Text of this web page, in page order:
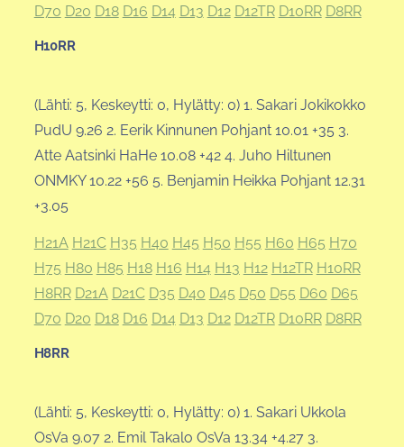
D70 D20 D18 D16 D14 D13 D12 D12TR D10RR D8RR
H10RR
(Lähti: 5, Keskeytti: 0, Hylätty: 0) 1. Sakari Jokikokko
PudU 9.26 2. Eerik Kinnunen Pohjant 10.01 +35 3.
Atte Aatsinki HaHe 10.08 +42 4. Juho Hiltunen
ONMKY 10.22 +56 5. Benjamin Heikka Pohjant 12.31
+3.05
H21A H21C H35 H40 H45 H50 H55 H60 H65 H70
H75 H80 H85 H18 H16 H14 H13 H12 H12TR H10RR
H8RR D21A D21C D35 D40 D45 D50 D55 D60 D65
D70 D20 D18 D16 D14 D13 D12 D12TR D10RR D8RR
H8RR
(Lähti: 5, Keskeytti: 0, Hylätty: 0) 1. Sakari Ukkola
OsVa 9.07 2. Emil Takalo OsVa 13.34 +4.27 3.